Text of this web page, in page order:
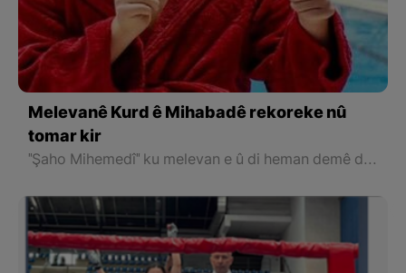
Melevanê Kurd ê Mihabadê rekoreke nû
tomar kir
"Şaho Mihemedî" ku melevan e û di heman demê de "Sendroma Dawn" heye û ji Mihabadê ye di lîstikên paralympic a Berlinê de bo sala 2023 li Almanya di nava tîma nîştimanî ya Îranê de beşdar bû, bi moral û hêzeke bê mînak, dest bi hevrikiyan kir, û gereke temam li beriya hevrikên xwe bû.